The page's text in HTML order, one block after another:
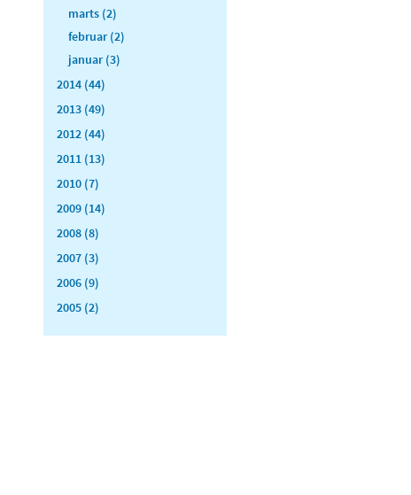
marts (2)
februar (2)
januar (3)
2014 (44)
2013 (49)
2012 (44)
2011 (13)
2010 (7)
2009 (14)
2008 (8)
2007 (3)
2006 (9)
2005 (2)